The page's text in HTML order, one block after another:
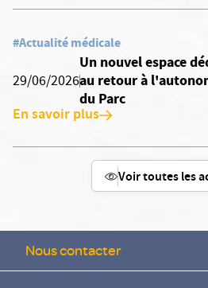
#Actualité médicale
29/06/2026
Un nouvel espace
au retour à
du Parc
En savoir plus
Voir toutes les
Nous contacter